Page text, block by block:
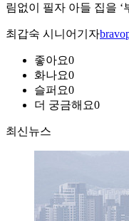
림없이 필자 아들 집을 ‘
최갑숙 시니어기자
좋아요0
화나요0
슬퍼요0
더 궁금해요0
최신뉴스